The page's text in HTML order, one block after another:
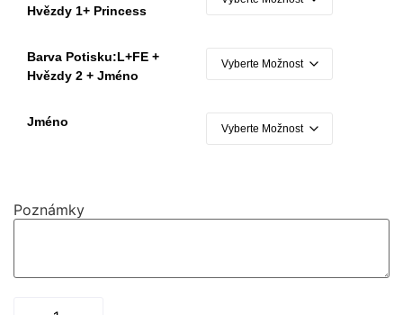
Hvězdy 1+ Princess
Barva Potisku:L+FE +
Hvězdy 2 + Jméno
Jméno
Poznámky